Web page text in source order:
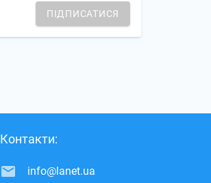
ПІДПИСАТИСЯ
Контакти:
info@lanet.ua